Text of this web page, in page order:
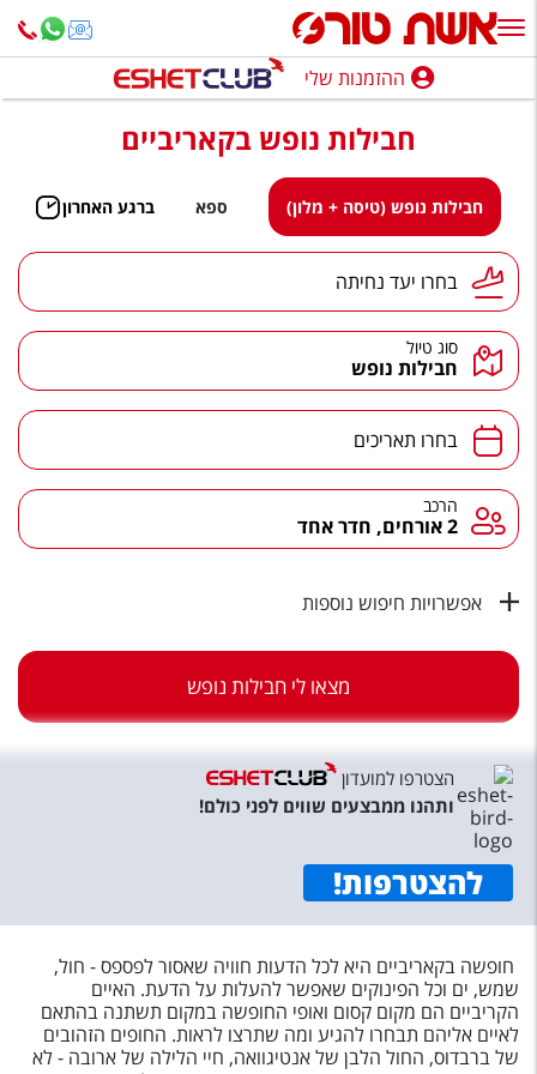
ההזמנות שלי
נופש בארץ
חופשה לפי סגנון
מלונות באילת
טיולים מאורגנים
סגנונות טיול
הרגע האחרון
חבילות בריאות וספא
טיסות לחו"ל
מלונות בחו"ל
שירות לקוחות
תקנון
עקבו אחרינו
ההזמנות שלי
חבילות נופש בקאריביים
חבילות נופש (טיסה + מלון) ספא ברגע האחרון
יעד נחיתהבחרו יעד נחיתה
סוג טיול
חבילות נופש
תאריכים בחרו תאריכים
הרכב הרכב
2 אורחים, חדר אחד
אפשרויות חיפוש נוספות
מצאו לי חבילות נופש
הצטרפו למועדון
ותהנו ממבצעים שווים לפני כולם!
להצטרפות!
חופשה בקאריביים היא לכל הדעות חוויה שאסור לפספס - חול,
שמש, ים וכל הפינוקים שאפשר להעלות על הדעת. האיים
הקריביים הם מקום קסום ואופי החופשה במקום תשתנה בהתאם
לאיים אליהם תבחרו להגיע ומה שתרצו לראות. החופים הזהובים
של ברבדוס, החול הלבן של אנטיגוואה, חיי הלילה של ארובה - לא